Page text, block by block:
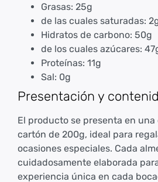
Grasas: 25g
de las cuales saturadas:
Hidratos de carbono: 50g
de los cuales azúcares:
Proteínas: 11g
Sal: 0g
Presentación y
El producto se presenta en
cartón de 200g, ideal para
ocasiones especiales. Cada
cuidadosamente elaborada
experiencia única en cada